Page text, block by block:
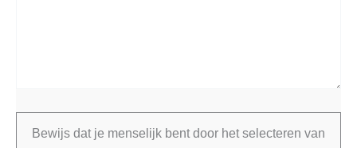
Bewijs dat je menselijk bent door het selecteren van